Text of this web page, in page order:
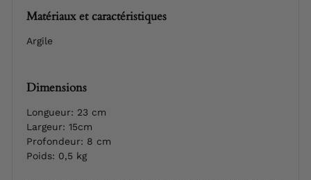
Matériaux et caractéristiques
Argile
Dimensions
Longueur: 23 cm
Largeur: 15cm
Profondeur: 8 cm
Poids: 0,5 kg